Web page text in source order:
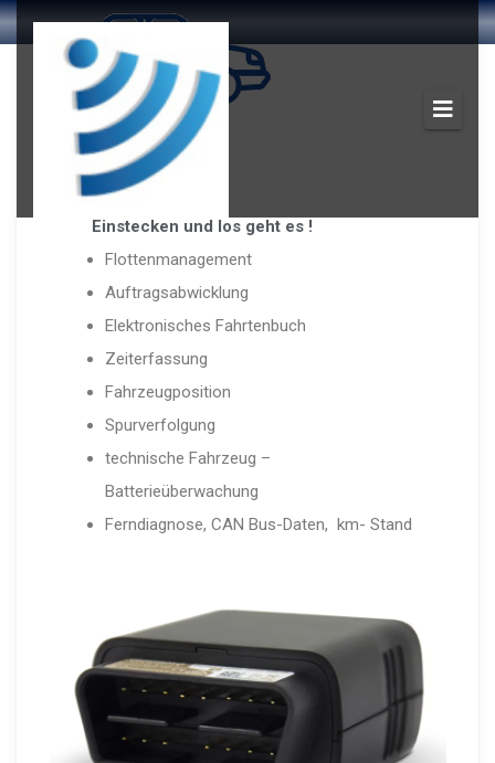
LINK 245
Einstecken und los geht es !
Flottenmanagement
Auftragsabwicklung
Elektronisches Fahrtenbuch
Zeiterfassung
Fahrzeugposition
Spurverfolgung
technische Fahrzeug –
Batterieüberwachung
Ferndiagnose, CAN Bus-Daten, km- Stand